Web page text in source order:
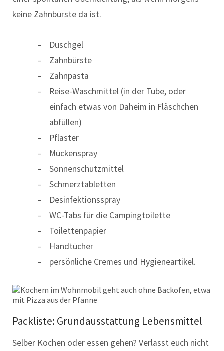
keine Zahnbürste da ist.
Duschgel
Zahnbürste
Zahnpasta
Reise-Waschmittel (in der Tube, oder
einfach etwas von Daheim in Fläschchen
abfüllen)
Pflaster
Mückenspray
Sonnenschutzmittel
Schmerztabletten
Desinfektionsspray
WC-Tabs für die Campingtoilette
Toilettenpapier
Handtücher
persönliche Cremes und Hygieneartikel.
Packliste: Grundausstattung Lebensmittel
Selber Kochen oder essen gehen? Verlasst euch nicht